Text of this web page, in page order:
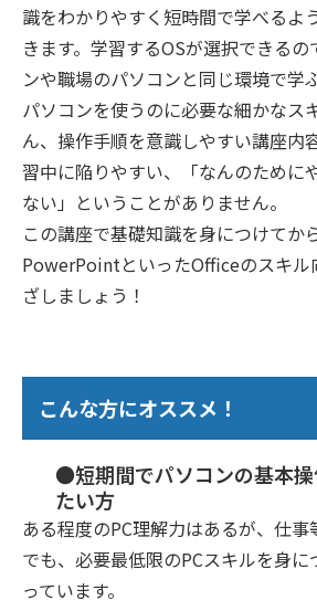
識をわかりやすく短時間で学べるよ
きます。学習するOSが選択できる
ンや職場のパソコンと同じ環境で学
パソコンを使うのに必要な細かなス
ん、操作手順を意識しやすい講座内
習中に陥りやすい、「なんのために
ない」ということがありません。
この講座で基礎知識を身につけてか
PowerPointといったOfficeのスキル
ざしましょう！
こんな方にオススメ！
●短期間でパソコンの基本
たい方
ある程度のPC理解力はあるが、仕
でも、必要最低限のPCスキルを身
っています。